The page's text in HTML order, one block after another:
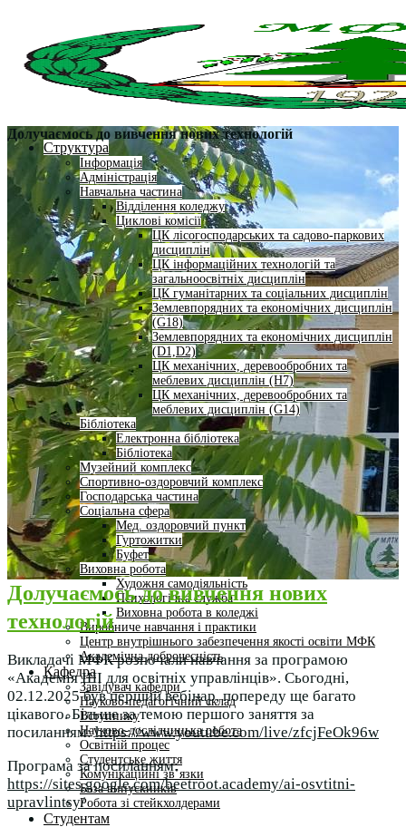
Структура
Інформація
Адміністрація
Навчальна частина
Відділення коледжу
Циклові комісії
ЦК лісогосподарських та садово-паркових
дисциплін
ЦК інформаційних технологій та
загальноосвітніх дисциплін
ЦК гуманітарних та соціальних дисциплін
Землевпорядних та економічних дисциплін
(G18)
Землевпорядних та економічних дисциплін
(D1,D2)
ЦК механічних, деревообробних та
меблевих дисциплін (H7)
ЦК механічних, деревообробних та
меблевих дисциплін (G14)
Бібліотека
Електронна бібліотека
Бібліотека
Музейний комплекс
Спортивно-оздоровчий комплекс
Господарська частина
Соціальна сфера
Мед. оздоровчий пункт
Гуртожитки
Буфет
Виховна робота
Художня самодіяльність
Психологічна служба
Виховна робота в коледжі
Виробниче навчання і практики
Центр внутрішнього забезпечення якості освіти МФК
Академічна доброчесність
Кафедра
Завідувач кафедри
Науково-педагогічний склад
Вступнику
Науково-дослідницька робота
Освітній процес
Студентське життя
Комунікаційні зв’язки
База випускників
Робота зі стейкхолдерами
Студентам
Долучаємось до вивчення нових технологій
Долучаємось до вивчення нових
технологій
Викладачі МФК розпочали навчання за програмою
«Академія ШІ для освітніх управлінців». Сьогодні,
02.12.2025 був перший вебінар, попереду ще багато
цікавого. Більше за темою першого заняття за
посиланням:https://www.youtube.com/live/zfcjFeOk96w
Програма за посиланням:
https://sites.google.com/beetroot.academy/ai-osvtitni-
upravlintsy/